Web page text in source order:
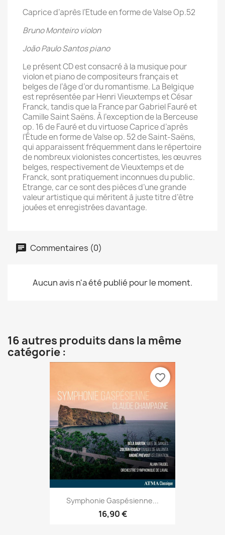
Caprice d’après l’Etude en forme de Valse Op.52
Bruno Monteiro violon
João Paulo Santos piano
Le présent CD est consacré à la musique pour
violon et piano de compositeurs français et
belges de l’âge d’or du romantisme. La Belgique
est représentée par Henri Vieuxtemps et César
Franck, tandis que la France par Gabriel Fauré et
Camille Saint Saëns. À l’exception de la Berceuse
op. 16 de Fauré et du virtuose Caprice d’après
l’Étude en forme de Valse op. 52 de Saint-Saëns,
qui apparaissent fréquemment dans le répertoire
de nombreux violonistes concertistes, les œuvres
belges, respectivement de Vieuxtemps et de
Franck, sont pratiquement inconnues du public.
Etrange, car ce sont des pièces d’une grande
valeur artistique qui méritent à juste titre d’être
jouées et enregistrées davantage.
Commentaires (0)
Aucun avis n'a été publié pour le moment.
16 autres produits dans la même
catégorie :
Symphonie Gaspésienne...
16,90 €
favorite_border